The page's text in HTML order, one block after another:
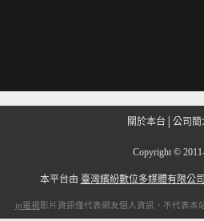
關於本台 公司簡
Copyright ©
本平台由 臺灣繽紛數位多媒體有限公
ip電視影片資訊僅代表網友個人資訊，不代表本